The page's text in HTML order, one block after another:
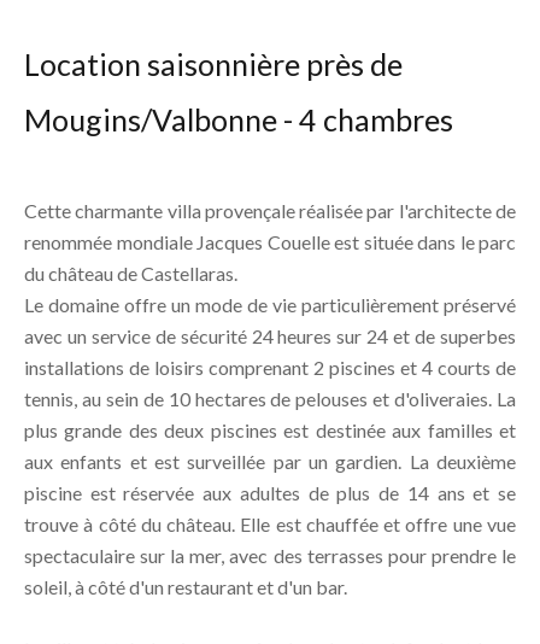
Location saisonnière près de
Mougins/Valbonne - 4 chambres
Cette charmante villa provençale réalisée par l'architecte de
renommée mondiale Jacques Couelle est située dans le parc
du château de Castellaras.
Le domaine offre un mode de vie particulièrement préservé
avec un service de sécurité 24 heures sur 24 et de superbes
installations de loisirs comprenant 2 piscines et 4 courts de
tennis, au sein de 10 hectares de pelouses et d'oliveraies. La
plus grande des deux piscines est destinée aux familles et
aux enfants et est surveillée par un gardien. La deuxième
piscine est réservée aux adultes de plus de 14 ans et se
trouve à côté du château. Elle est chauffée et offre une vue
spectaculaire sur la mer, avec des terrasses pour prendre le
soleil, à côté d'un restaurant et d'un bar.